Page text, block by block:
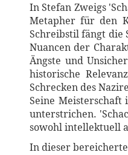
In Stefan Zweigs
Metapher für den
Schreibstil fängt die
Nuancen der
Ängste und
historische
Schrecken des
Seine
unterstrichen.
sowohl intellektuell
In dieser